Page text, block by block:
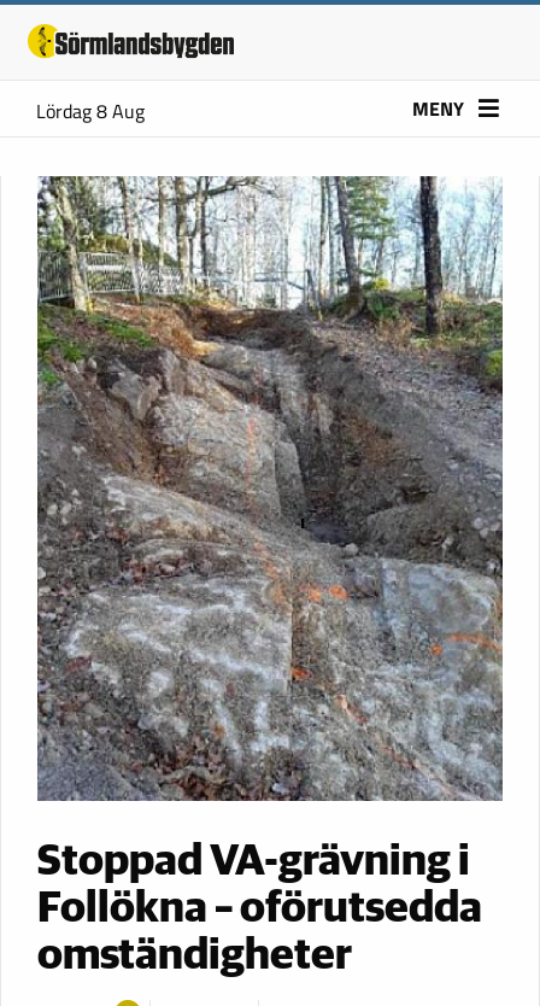
Lördag 8 Aug MENY
Stoppad VA-grävning i
Follökna – oförutsedda
omständigheter